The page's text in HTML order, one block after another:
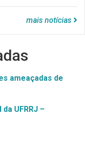
mais notícias
ameaçadas de
UFRRJ –